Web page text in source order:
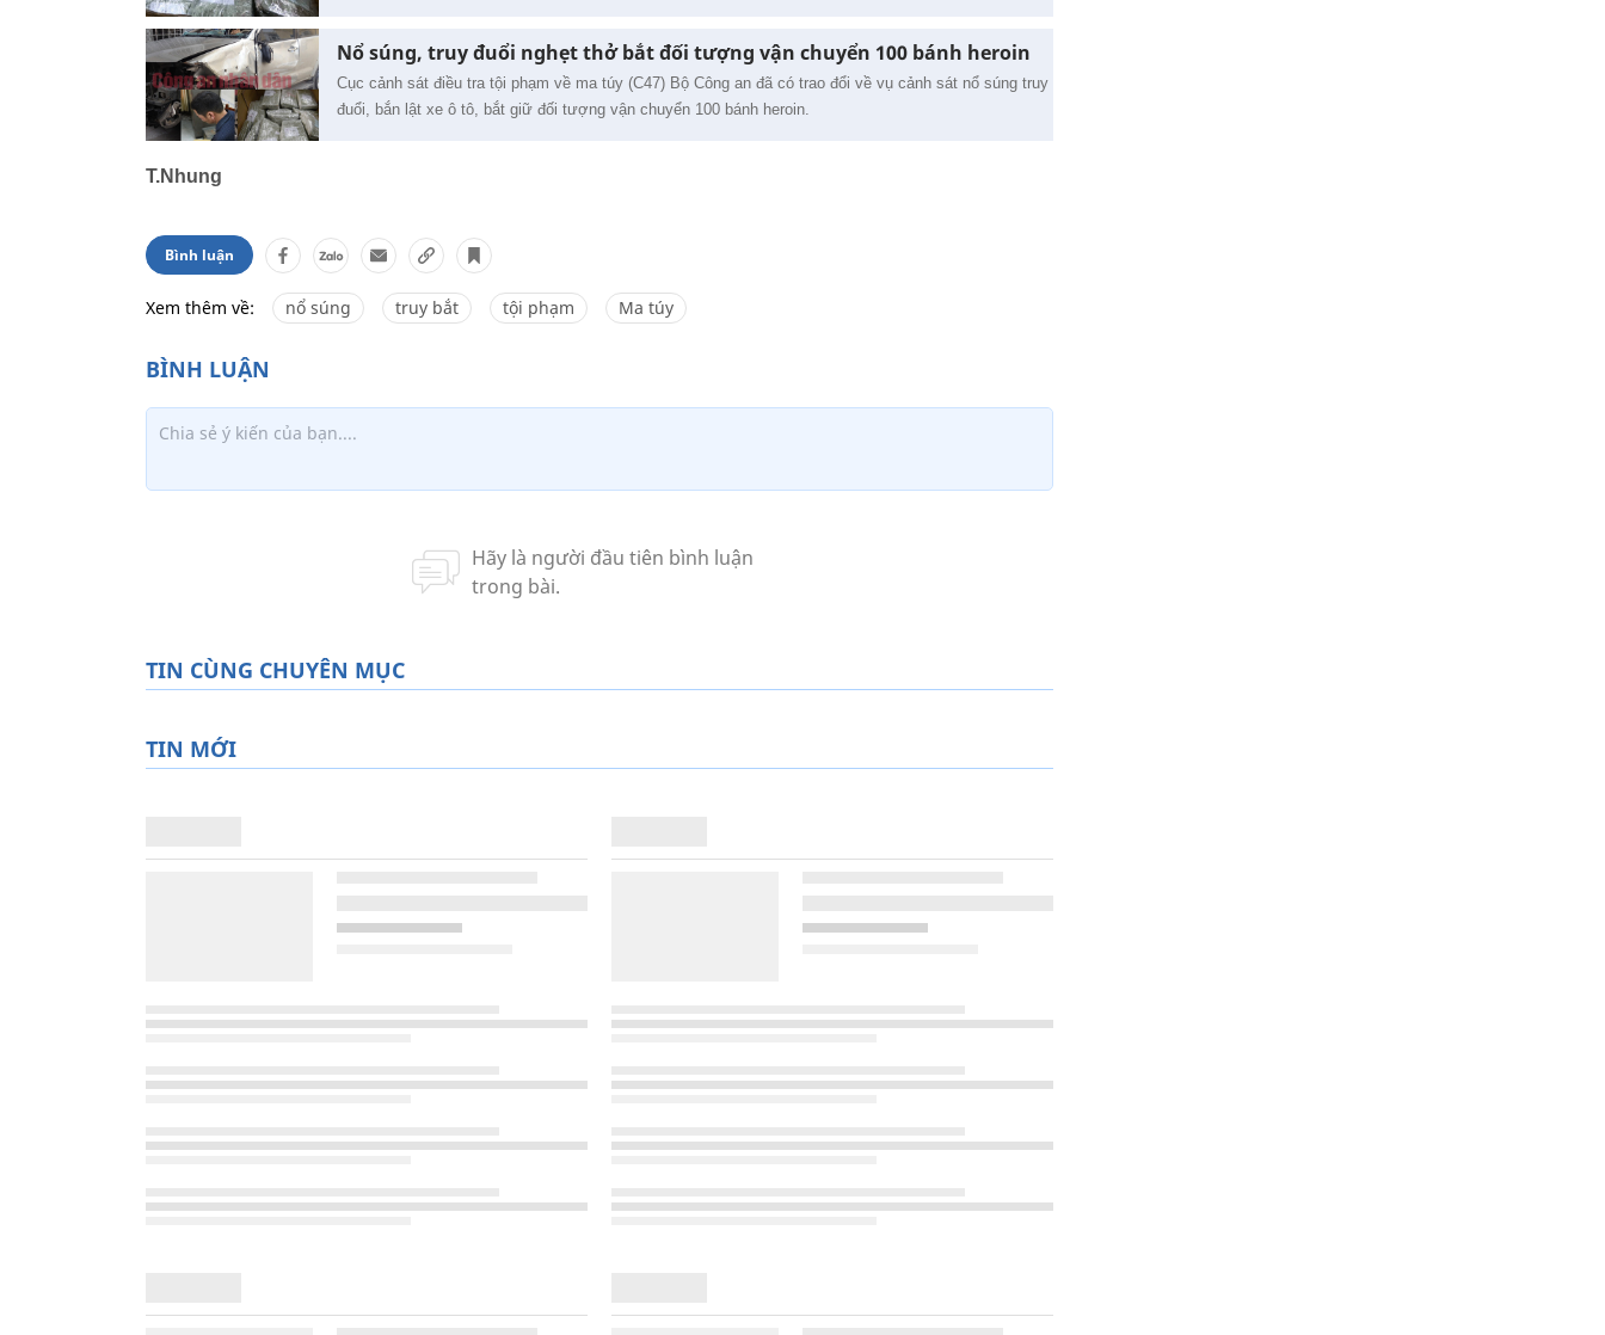
Nổ súng, truy đuổi nghẹt thở bắt đối tượng vận chuyển 100 bánh heroin
Cục cảnh sát điều tra tội phạm về ma túy (C47) Bộ Công an đã có trao đổi về vụ cảnh sát nổ súng truy
đuổi, bắn lật xe ô tô, bắt giữ đối tượng vận chuyển 100 bánh heroin.
T.Nhung
Bình luận
Xem thêm về: nổ súng truy bắt tội phạm Ma túy
TIN CÙNG CHUYÊN MỤC
TIN MỚI